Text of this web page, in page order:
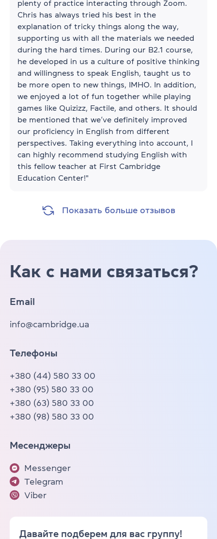
plenty of practice interacting through Zoom.
Chris has always tried his best in the
explanation of tricky things along the way,
supporting us with all the materials we needed
during the hard times. During our B2.1 course,
he developed in us a culture of positive thinking
and willingness to speak English, taught us to
be more open to new things, IMHO. In addition,
we enjoyed a lot of fun together while playing
games like Quizizz, Factile, and others. It should
be mentioned that we’ve definitely improved
our proficiency in English from different
perspectives. Taking everything into account, I
can highly recommend studying English with
this fellow teacher at First Cambridge
Education Center!"
Показать больше отзывов
Как с нами связаться?
Email
info@cambridge.ua
Телефоны
+380 (44) 580 33 00
+380 (95) 580 33 00
+380 (63) 580 33 00
+380 (98) 580 33 00
Месенджеры
Messenger
Telegram
Viber
Давайте подберем для вас группу!